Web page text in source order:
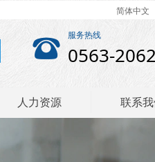
简体中文
뀰 服务热线
0563-
人力资源 联系